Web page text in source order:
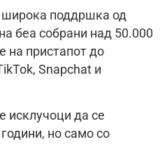
широка поддршка од
беа собрани над 50.000
на пристапот до
Snapchat и
исклучоци да се
но само со